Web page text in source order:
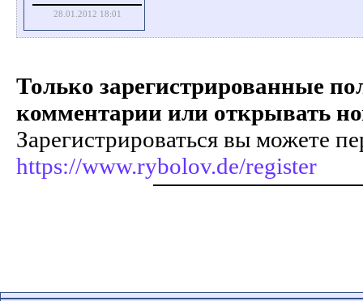
28.01.2012 18:01
Только зарегистрированные
комментарии или открывать
Зарегистрироваться вы можете
https://www.rybolov.de/register